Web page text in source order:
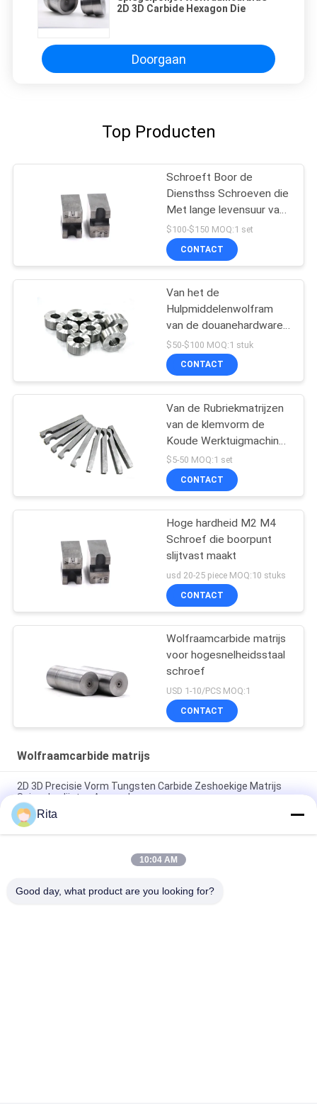
2D 3D Carbide Hexagon Die
Doorgaan
Top Producten
Schroeft Boor de
Diensthss Schroeven die
Met lange levensuur van
de Puntmatrijs Matrijs
boren
$100-$150 MOQ:1 set
CONTACT
Van het de
Hulpmiddelenwolfram
van de douanehardware
het Carbidematrijs voor
Schroefvormen
$50-$100 MOQ:1 stuk
CONTACT
Van de Rubriekmatrijzen
van de klemvorm de
Koude Werktuigmachines
van de de
Overdrachtvinger
$5-50 MOQ:1 set
CONTACT
Hoge hardheid M2 M4
Schroef die boorpunt
slijtvast maakt
usd 20-25 piece MOQ:10 stuks
CONTACT
Wolfraamcarbide matrijs
voor hogesnelheidsstaal
schroef
USD 1-10/PCS MOQ:1
CONTACT
Wolfraamcarbide matrijs
2D 3D Precisie Vorm Tungsten Carbide Zeshoekige Matrijs
Spiegel polijsten Aanpasbaar
Vierkante de Stempelmatrijs Machinaal bewerkte Oppervlakte
van het Wolframcarbide
VA80,ST7,KG5,KG6 Tungstencarbide die, cold forging die
Rita
10:04 AM
Good day, what product are you looking for?